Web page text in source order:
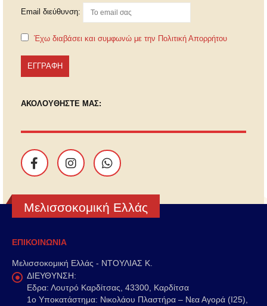
Email διεύθυνση:
Έχω διαβάσει και συμφωνώ με την Πολιτική Απορρήτου
ΑΚΟΛΟΥΘΗΣΤΕ ΜΑΣ:
Μελισσοκομική Ελλάς
ΕΠΙΚΟΙΝΩΝΙΑ
Μελισσοκομική Ελλάς - ΝΤΟΥΛΙΑΣ Κ.
ΔΙΕΥΘΥΝΣΗ:
Εδρα: Λουτρό Καρδίτσας, 43300, Καρδίτσα
1o Υποκατάστημα: Νικολάου Πλαστήρα – Νεα Αγορά (Ι25),